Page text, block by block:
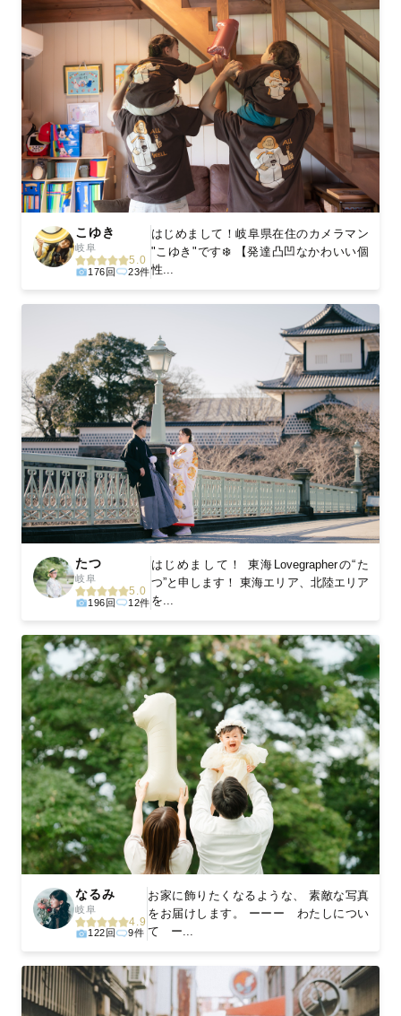
丁寧なレタッチで思い出を美しく仕上げます
撮影後は、独自の編集技術で写真の明るさや色合いを丁寧に調
整。自然な雰囲気を残しつつも、おしゃれで洗練された仕上がり
に。きっと「こんな写真を撮ってほしかった！」と思える一枚に
出会えます。まずは、ラブグラフの 撮影事例をご覧ください。
こゆき
岐阜
5.0
176回 23件
はじめまして！岐阜県在住のカメラマン
"こゆき"です❄️ 【発達凸凹なかわいい個
性...
たつ
岐阜
5.0
196回 12件
はじめまして！ 東海Lovegrapherの“た
つ”と申します！ 東海エリア、北陸エリア
を...
なるみ
岐阜
4.9
122回 9件
お家に飾りたくなるような、 素敵な写真
をお届けします。 ーーー わたしについ
て ー...